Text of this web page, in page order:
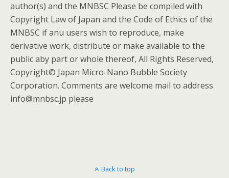
author(s) and the MNBSC Please be compiled with
Copyright Law of Japan and the Code of Ethics of the
MNBSC if anu users wish to reproduce, make
derivative work, distribute or make available to the
public aby part or whole thereof, All Rights Reserved,
Copyright© Japan Micro-Nano Bubble Society
Corporation. Comments are welcome mail to address
info@mnbsc.jp please
Back to top